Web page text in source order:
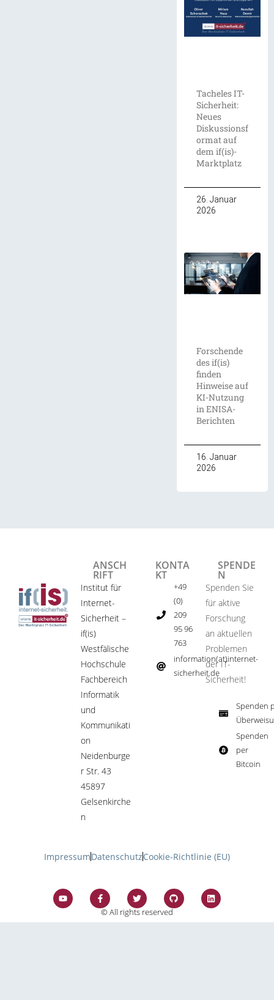
Tacheles IT-
Sicherheit:
Neues
Diskussionsf
ormat auf
dem if(is)-
Marktplatz
26. Januar
2026
Forschende
des if(is)
finden
Hinweise auf
KI-Nutzung
in ENISA-
Berichten
16. Januar
2026
ANSCH
RIFT
Institut für
Internet-
Sicherheit –
if(is)
Westfälische
Hochschule
Fachbereich
Informatik
und
Kommunikati
on
Neidenburge
r Str. 43
45897
Gelsenkirche
n
KONTA
KT
+49
(0)
209
95 96
763
information(at)internet-
sicherheit.de ​
SPENDE
N
Spenden Sie
für aktive
Forschung
an aktuellen
Problemen
der IT-
Sicherheit!​
Spenden
Spenden
per
Bitcoin​
ImpressumDatenschutzCookie-Richtlinie (EU)
© All rights reserved